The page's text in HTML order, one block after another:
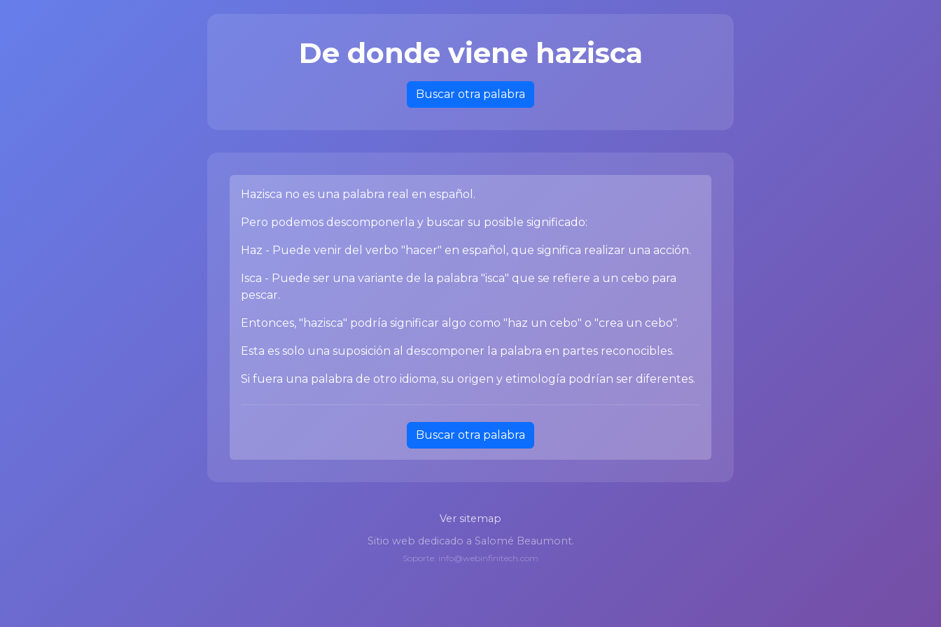
De donde viene hazisca
Buscar otra palabra
Hazisca no es una palabra real en español.
Pero podemos descomponerla y buscar su posible significado:
Haz - Puede venir del verbo "hacer" en español, que significa realizar una acción.
Isca - Puede ser una variante de la palabra "isca" que se refiere a un cebo para
pescar.
Entonces, "hazisca" podría significar algo como "haz un cebo" o "crea un cebo".
Esta es solo una suposición al descomponer la palabra en partes reconocibles.
Si fuera una palabra de otro idioma, su origen y etimología podrían ser diferentes.
Buscar otra palabra
Ver sitemap
Sitio web dedicado a Salomé Beaumont.
Soporte: info@webinfinitech.com